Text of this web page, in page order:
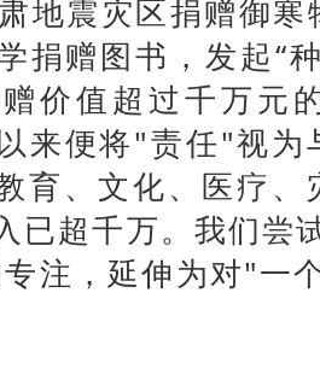
地震灾区捐赠御
捐赠图书，发起“
价值超过千万元
来便将"责任"视
育、文化、医疗
已超千万。我们尝
注，延伸为对"一